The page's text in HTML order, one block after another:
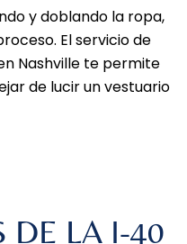
y doblando la ropa,
El servicio de
Nashville te permite
de lucir un vestuario
DE LA I-40